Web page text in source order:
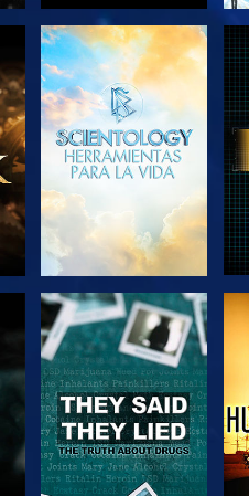
VE
VE